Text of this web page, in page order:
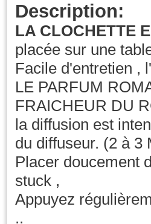
Description:
LA CLOCHETTE
placée sur une
Facile d'entretien ,
LE PARFUM
FRAICHEUR DU
la diffusion est
du diffuseur. (2 à 3
Placer doucement
stuck ,
Appuyez
..